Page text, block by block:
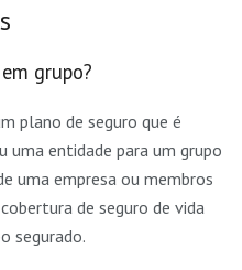
grupo?
plano de seguro que é
uma entidade para um grupo
uma empresa ou membros
de seguro de vida
segurado.